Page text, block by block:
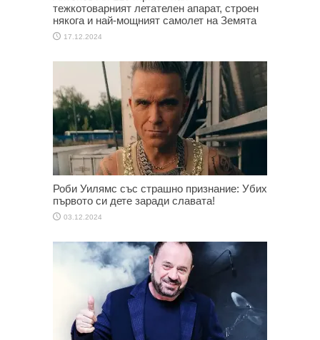
тежкотоварният летателен апарат, строен
някога и най-мощният самолет на Земята
17.12.2024
Роби Уилямс със страшно признание: Убих
първото си дете заради славата!
03.12.2024